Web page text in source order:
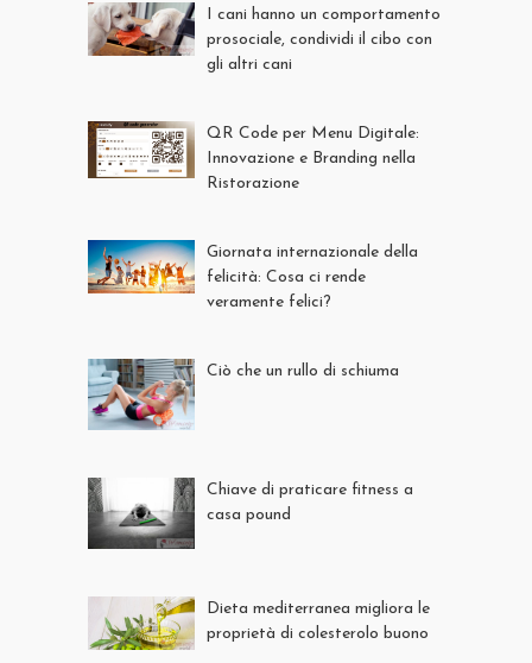
I cani hanno un comportamento
prosociale, condividi il cibo con
gli altri cani
QR Code per Menu Digitale:
Innovazione e Branding nella
Ristorazione
Giornata internazionale della
felicità: Cosa ci rende
veramente felici?
Ciò che un rullo di schiuma
Chiave di praticare fitness a
casa pound
Dieta mediterranea migliora le
proprietà di colesterolo buono